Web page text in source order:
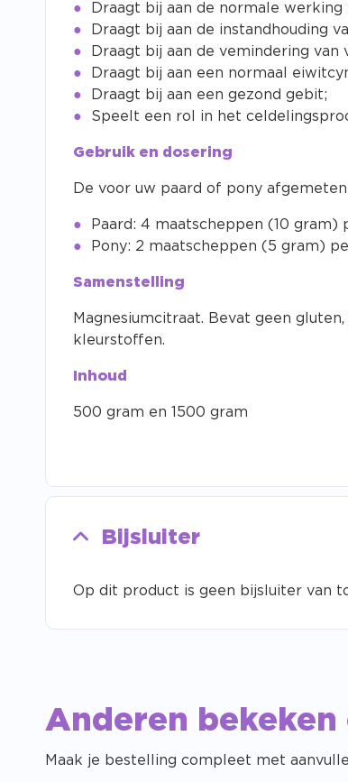
Draagt bij aan de normale
Draagt bij aan de instandhouding
Draagt bij aan de vemindering van
Draagt bij aan een normaal
Draagt bij aan een gezond gebit;
Speelt een rol in het
Gebruik en dosering
De voor uw paard of pony
Paard: 4 maatscheppen (10 gram)
Pony: 2 maatscheppen (5 gram)
Samenstelling
Magnesiumcitraat. Bevat geen
kleurstoffen.
Inhoud
500 gram en 1500 gram
Bijsluiter
Op dit product is geen bijsluiter van
Anderen bekeken
Maak je bestelling compleet met